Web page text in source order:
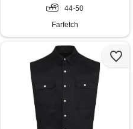
44-50
Farfetch